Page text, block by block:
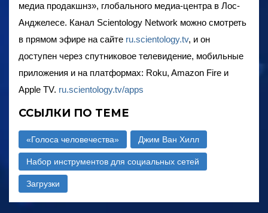
медиа продакшнз», глобального медиа-центра в Лос-
Анджелесе. Канал Scientology Network можно смотреть
в прямом эфире на сайте ru.scientology.tv, и он
доступен через спутниковое телевидение, мобильные
приложения и на платформах: Roku, Amazon Fire и
Apple TV. ru.scientology.tv/apps
ССЫЛКИ ПО ТЕМЕ
«Голоса человечества» Джим Ван Хилл
Набор инструментов для социальных сетей
Загрузки